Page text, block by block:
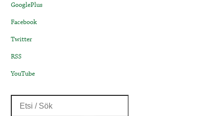
GooglePlus
Facebook
Twitter
RSS
YouTube